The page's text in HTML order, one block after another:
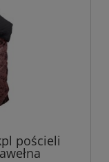
pościeli